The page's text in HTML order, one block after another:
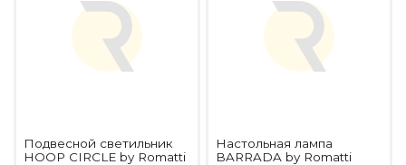
Подвесной светильник
HOOP CIRCLE by Romatti
Настольная лампа
BARRADA by Romatti